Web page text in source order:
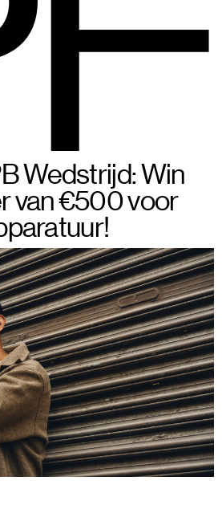
28–31 mei 2026 in Brussel
Wedstrijd: Win
van €500 voor